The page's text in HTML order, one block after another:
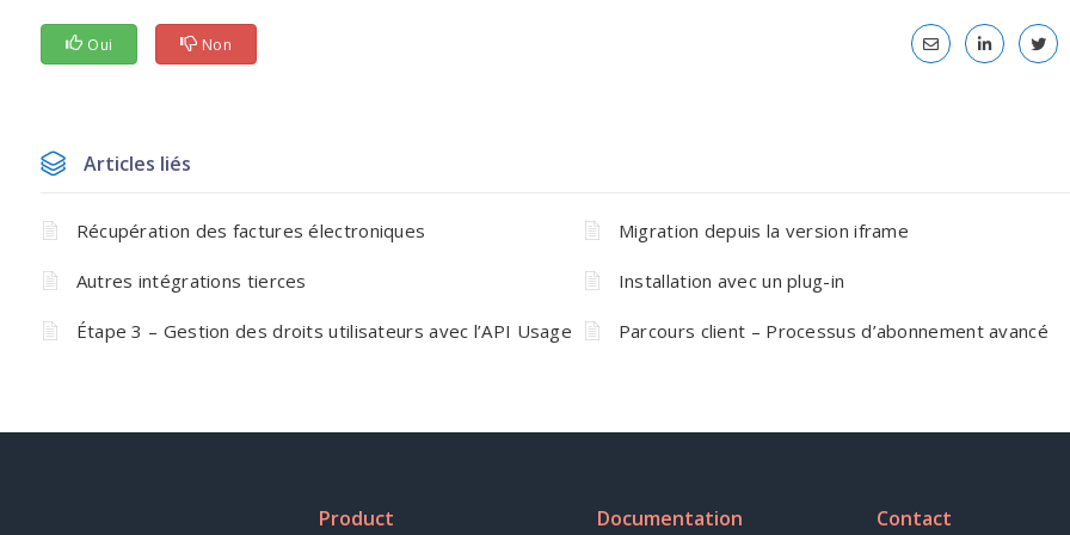
Oui Non
Articles liés
Récupération des factures électroniques Migration depuis la version iframe
Autres intégrations tierces Installation avec un plug-in
Étape 3 – Gestion des droits utilisateurs avec l’API Usage Parcours client – Processus d’abonnement avancé
Product Documentation Contact